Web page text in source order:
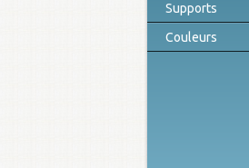
Supports
Couleurs